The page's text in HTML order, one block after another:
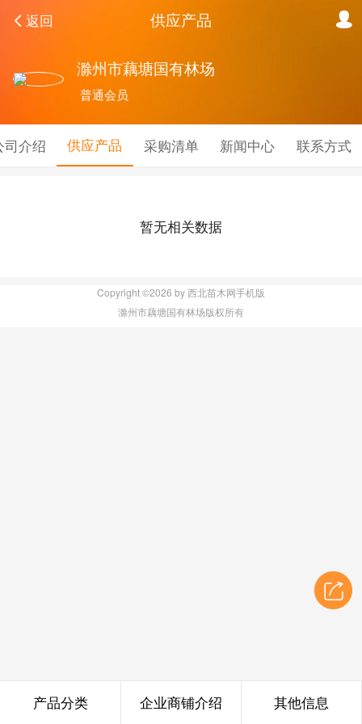
返回 供应产品
滁州市藕塘国有林场
普通会员
司介绍 供应产品 采购清单 新闻中心 联系方式
暂无相关数据
Copyright ©2026 by 西北苗木网手机版
滁州市藕塘国有林场版权所有
产品分类 企业商铺介绍 其他信息